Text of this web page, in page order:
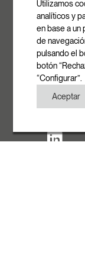
Utilizamos
analíticos y
en base a un
de
pulsando el
botón
“Configurar”.
Aceptar